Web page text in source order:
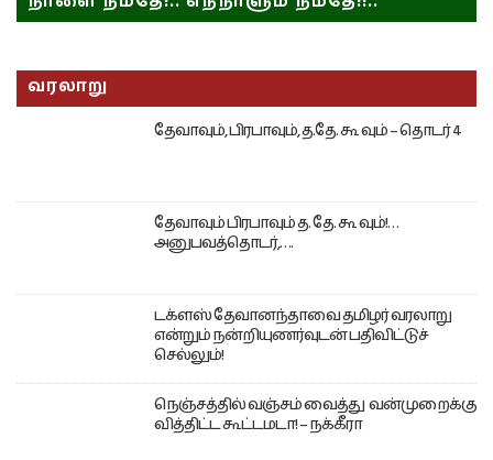
வரலாறு
தேவாவும், பிரபாவும், த.தே. கூ வும் – தொடர் 4
தேவாவும் பிரபாவும் த. தே. கூ வும்!…
அனுபவத்தொடர்,….
டக்ளஸ் தேவானந்தாவை தமிழர் வரலாறு
என்றும் நன்றியுணர்வுடன் பதிவிட்டுச்
செல்லும்!
நெஞ்சத்தில் வஞ்சம் வைத்து வன்முறைக்கு
வித்திட்ட கூட்டமடா! – நக்கீரா